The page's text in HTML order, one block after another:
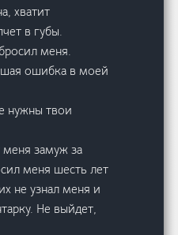
хватит
в губы.
меня.
ошибка в моей
нужны твои
замуж за
меня шесть лет
не узнал меня и
Не выйдет,